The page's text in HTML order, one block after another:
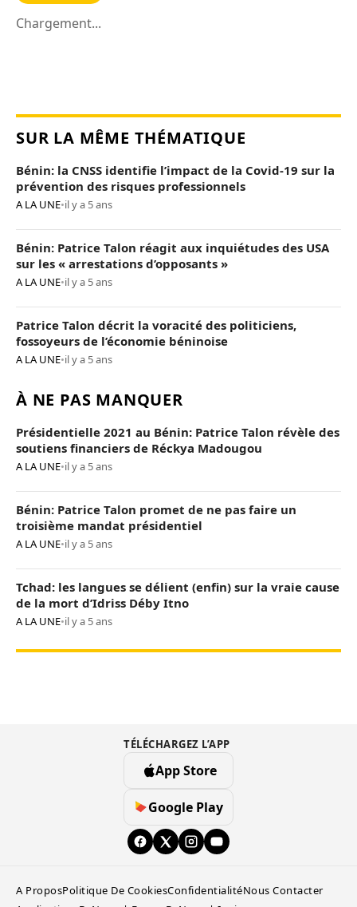
Chargement...
SUR LA MÊME THÉMATIQUE
Bénin: la CNSS identifie l’impact de la Covid-19 sur la
prévention des risques professionnels
A LA UNE•il y a 5 ans
Bénin: Patrice Talon réagit aux inquiétudes des USA
sur les « arrestations d’opposants »
A LA UNE•il y a 5 ans
Patrice Talon décrit la voracité des politiciens,
fossoyeurs de l’économie béninoise
A LA UNE•il y a 5 ans
À NE PAS MANQUER
Présidentielle 2021 au Bénin: Patrice Talon révèle des
soutiens financiers de Réckya Madougou
A LA UNE•il y a 5 ans
Bénin: Patrice Talon promet de ne pas faire un
troisième mandat présidentiel
A LA UNE•il y a 5 ans
Tchad: les langues se délient (enfin) sur la vraie cause
de la mort d’Idriss Déby Itno
A LA UNE•il y a 5 ans
TÉLÉCHARGEZ L’APP
App Store
Google Play
A ProposPolitique De CookiesConfidentialitéNous Contacter